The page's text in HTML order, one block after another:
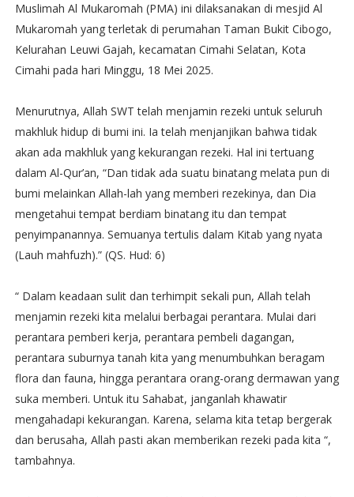
Muslimah Al Mukaromah (PMA) ini dilaksanakan di mesjid Al
Mukaromah yang terletak di perumahan Taman Bukit Cibogo,
Kelurahan Leuwi Gajah, kecamatan Cimahi Selatan, Kota
Cimahi pada hari Minggu, 18 Mei 2025.
Menurutnya, Allah SWT telah menjamin rezeki untuk seluruh
makhluk hidup di bumi ini. Ia telah menjanjikan bahwa tidak
akan ada makhluk yang kekurangan rezeki. Hal ini tertuang
dalam Al-Qur’an, “Dan tidak ada suatu binatang melata pun di
bumi melainkan Allah-lah yang memberi rezekinya, dan Dia
mengetahui tempat berdiam binatang itu dan tempat
penyimpanannya. Semuanya tertulis dalam Kitab yang nyata
(Lauh mahfuzh).” (QS. Hud: 6)
“ Dalam keadaan sulit dan terhimpit sekali pun, Allah telah
menjamin rezeki kita melalui berbagai perantara. Mulai dari
perantara pemberi kerja, perantara pembeli dagangan,
perantara suburnya tanah kita yang menumbuhkan beragam
flora dan fauna, hingga perantara orang-orang dermawan yang
suka memberi. Untuk itu Sahabat, janganlah khawatir
mengahadapi kekurangan. Karena, selama kita tetap bergerak
dan berusaha, Allah pasti akan memberikan rezeki pada kita “,
tambahnya.